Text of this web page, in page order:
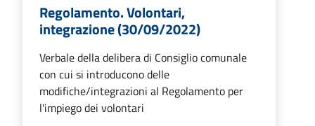
Regolamento. Volontari,
integrazione (30/09/2022)
Verbale della delibera di Consiglio comunale
con cui si introducono delle
modifiche/integrazioni al Regolamento per
l'impiego dei volontari